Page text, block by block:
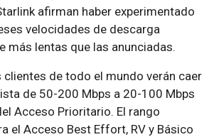
afirman haber experimentado
velocidades de descarga
más lentas que las anunciadas.
clientes de todo el mundo verán caer
de 50-200 Mbps a 20-100 Mbps
Acceso Prioritario. El rango
el Acceso Best Effort, RV y Básico